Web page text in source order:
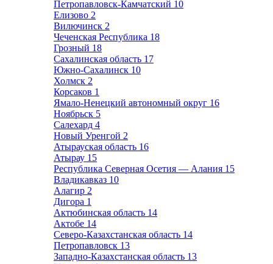
Петропавловск-Камчатский 10
Елизово 2
Вилючинск 2
Чеченская Республика 18
Грозный 18
Сахалинская область 17
Южно-Сахалинск 10
Холмск 2
Корсаков 1
Ямало-Ненецкий автономный округ 16
Ноябрьск 5
Салехард 4
Новый Уренгой 2
Атырауская область 16
Атырау 15
Республика Северная Осетия — Алания 15
Владикавказ 10
Алагир 2
Дигора 1
Актюбинская область 14
Актобе 14
Северо-Казахстанская область 14
Петропавловск 13
Западно-Казахстанская область 13